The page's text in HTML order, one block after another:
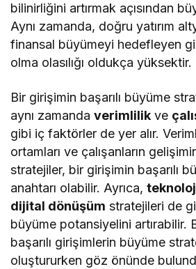
bilinirliğini artırmak açısından
Aynı zamanda, doğru yatırım
finansal büyümeyi hedefleyen
olma olasılığı oldukça yüksektir.
Bir girişimin başarılı büyüme
aynı zamandaverimlilik ve
gibi iç faktörler de yer alır.
ortamları ve çalışanların
stratejiler, bir girişimin başarılı
anahtarı olabilir. Ayrıca,
dijital dönüşüm stratejileri de
büyüme potansiyelini artırabilir.
başarılı girişimlerin büyüme
oluştururken göz önünde